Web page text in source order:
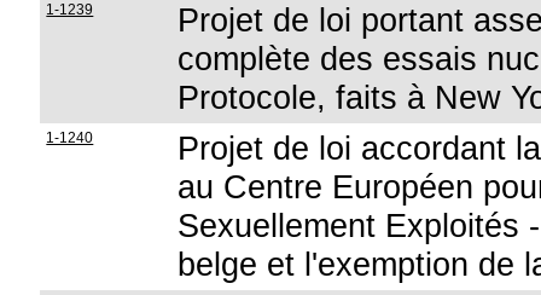
1-1239
Projet de loi portant
complète des essais
Protocole, faits à New
1-1240
Projet de loi accordant
au Centre Européen
Sexuellement Exploités
belge et l'exemption de